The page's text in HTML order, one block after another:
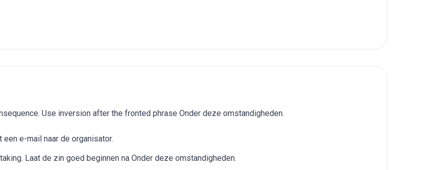
Use inversion after the fronted phrase Onder deze omstandigheden.
e-mail naar de organisator.
Laat de zin goed beginnen na Onder deze omstandigheden.